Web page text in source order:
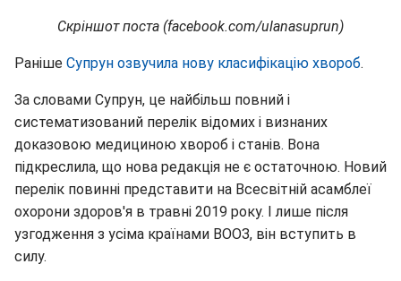
Скріншот поста (facebook.com/ulanasuprun)
Раніше Супрун озвучила нову класифікацію хвороб.
За словами Супрун, це найбільш повний і
систематизований перелік відомих і визнаних
доказовою медициною хвороб і станів. Вона
підкреслила, що нова редакція не є остаточною. Новий
перелік повинні представити на Всесвітній асамблеї
охорони здоров'я в травні 2019 року. І лише після
узгодження з усіма країнами ВООЗ, він вступить в
силу.